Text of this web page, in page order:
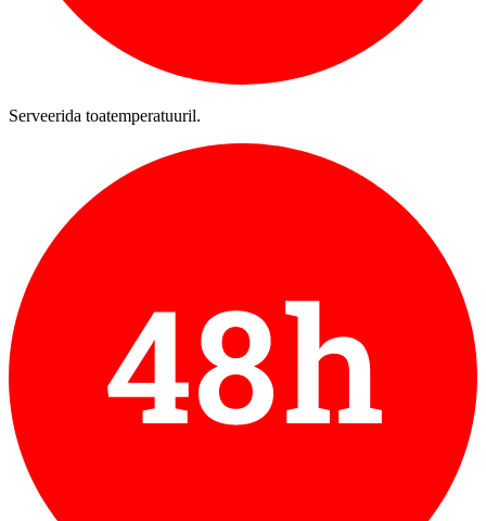
Serveerida toatemperatuuril.